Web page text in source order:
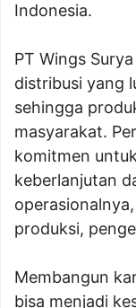
Indonesia.
PT Wings
distribusi yang
sehingga
masyarakat.
komitmen
keberlanjutan
produksi,
Membangun
bisa menjadi